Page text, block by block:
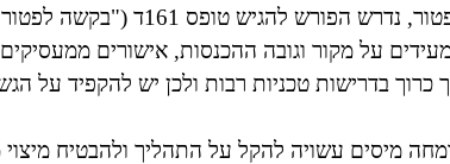
כדי לממש את הפטור, נדרש
על מקור וגובה ההכנסות, אישורים ממעסיקים
כרוך בדרישות טכניות רבות ולכן יש להקפיד על
מיסים עשויה להקל על התהליך ולהבטיח מיצוי